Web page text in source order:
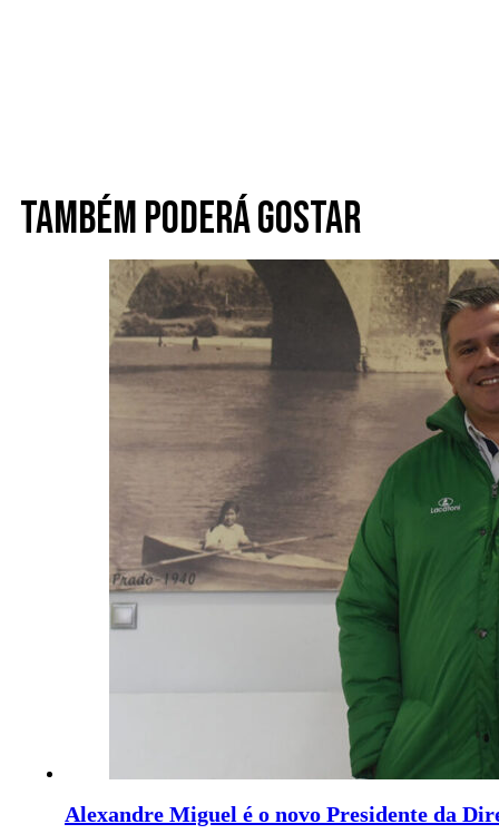
Também poderá gostar
Alexandre Miguel é o novo Presidente da